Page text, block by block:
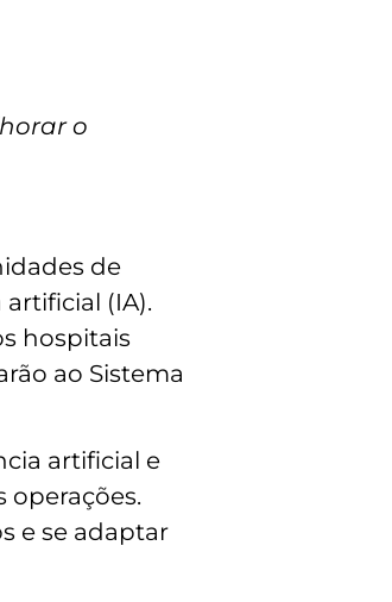
o
de
(IA).
hospitais
ao Sistema
artificial e
e se adaptar